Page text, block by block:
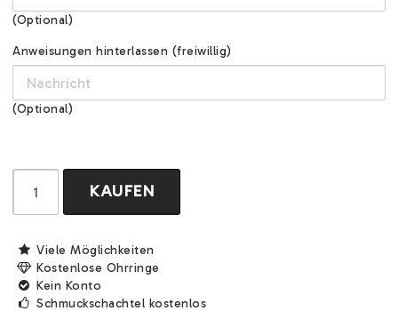
(Optional)
Anweisungen hinterlassen (freiwillig)
(Optional)
KAUFEN
Viele Möglichkeiten
Kostenlose Ohrringe
Kein Konto
Schmuckschachtel kostenlos